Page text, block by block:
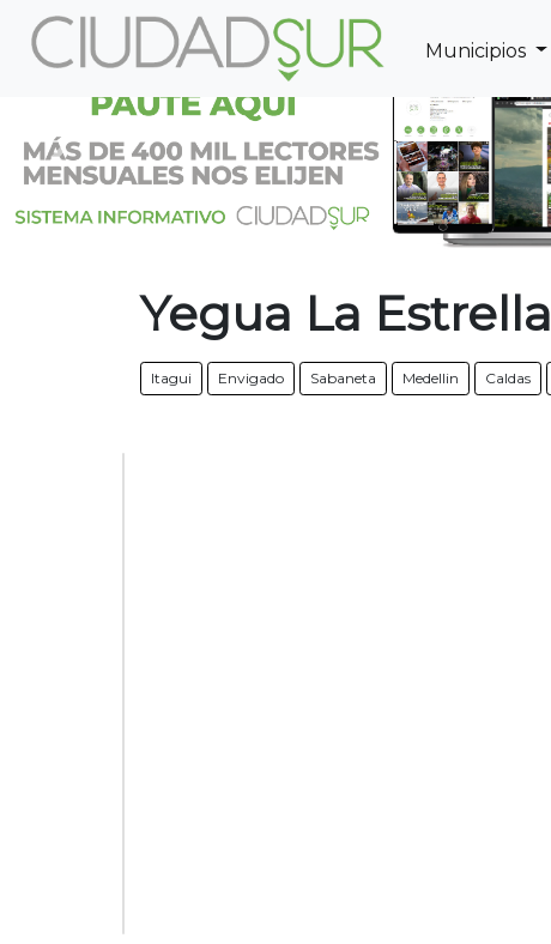
Municipios
Previous
Yegua La Estrella
Itagui Envigado Sabaneta Medellin Caldas